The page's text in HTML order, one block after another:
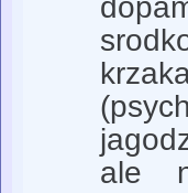
ale